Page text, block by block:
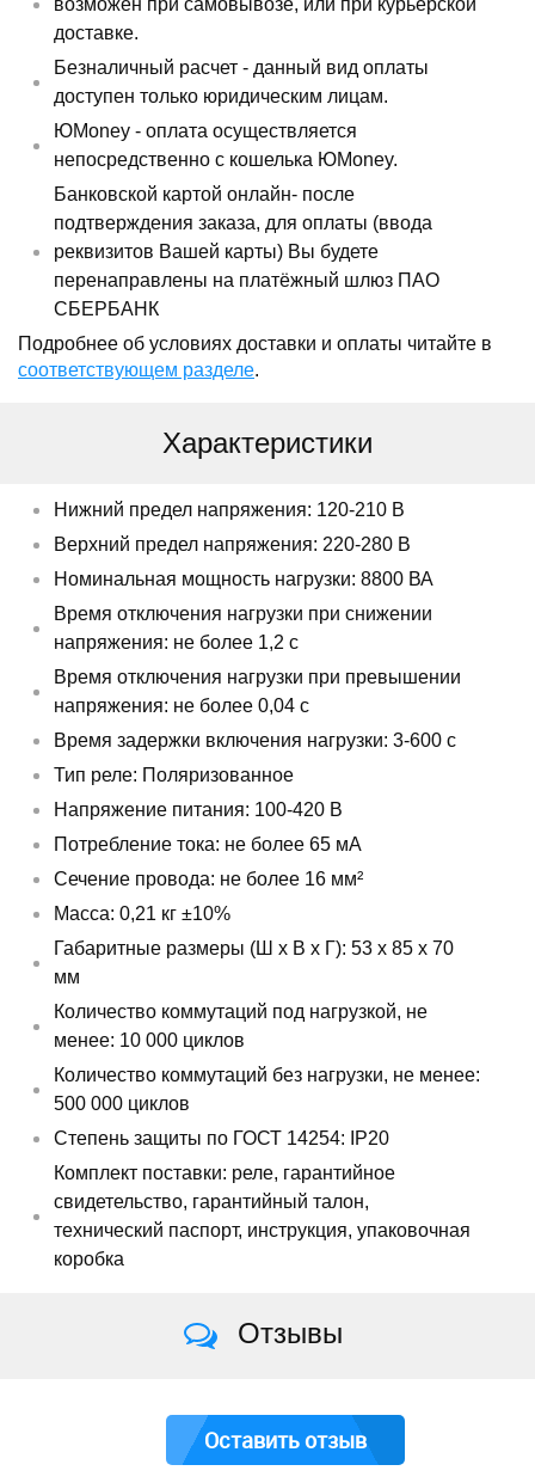
возможен при самовывозе, или при курьерской
доставке.
Безналичный расчет - данный вид оплаты
доступен только юридическим лицам.
ЮMoney - оплата осуществляется
непосредственно с кошелька ЮMoney.
Банковской картой онлайн- после
подтверждения заказа, для оплаты (ввода
реквизитов Вашей карты) Вы будете
перенаправлены на платёжный шлюз ПАО
СБЕРБАНК
Подробнее об условиях доставки и оплаты читайте в
соответствующем разделе.
Характеристики
Нижний предел напряжения: 120-210 В
Верхний предел напряжения: 220-280 В
Номинальная мощность нагрузки: 8800 ВА
Время отключения нагрузки при снижении
напряжения: не более 1,2 с
Время отключения нагрузки при превышении
напряжения: не более 0,04 с
Время задержки включения нагрузки: 3-600 с
Тип реле: Поляризованное
Напряжение питания: 100-420 В
Потребление тока: не более 65 мА
Сечение провода: не более 16 мм²
Масса: 0,21 кг ±10%
Габаритные размеры (Ш х В х Г): 53 х 85 х 70
мм
Количество коммутаций под нагрузкой, не
менее: 10 000 циклов
Количество коммутаций без нагрузки, не менее:
500 000 циклов
Степень защиты по ГОСТ 14254: IP20
Комплект поставки: реле, гарантийное
свидетельство, гарантийный талон,
технический паспорт, инструкция, упаковочная
коробка
Отзывы
Оставить отзыв